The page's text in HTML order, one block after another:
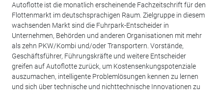
Autoflotte ist die monatlich erscheinende Fachzeitschrift für den
Flottenmarkt im deutschsprachigen Raum. Zielgruppe in diesem
wachsenden Markt sind die Fuhrpark-Entscheider in
Unternehmen, Behörden und anderen Organisationen mit mehr
als zehn PKW/Kombi und/oder Transportern. Vorstände,
Geschäftsführer, Führungskräfte und weitere Entscheider
greifen auf Autoflotte zurück, um Kostensenkungspotenziale
auszumachen, intelligente Problemlösungen kennen zu lernen
und sich über technische und nichttechnische Innovationen zu